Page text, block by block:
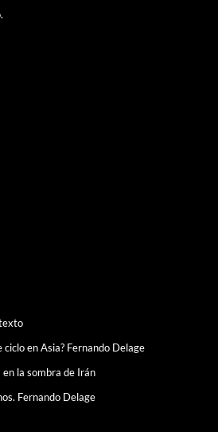
en Asia? Fernando Delage
en la sombra de Irán
Fernando Delage